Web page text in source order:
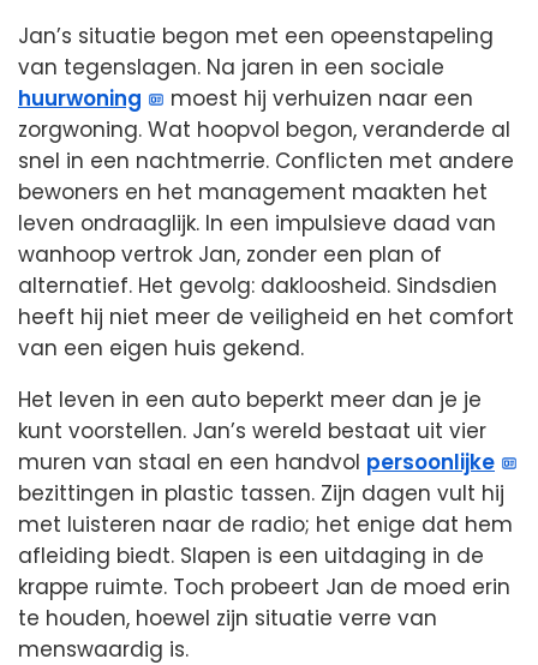
Jan’s situatie begon met een opeenstapeling
van tegenslagen. Na jaren in een sociale
huurwoning
moest hij verhuizen naar een
zorgwoning. Wat hoopvol begon, veranderde al
snel in een nachtmerrie. Conflicten met andere
bewoners en het management maakten het
leven ondraaglijk. In een impulsieve daad van
wanhoop vertrok Jan, zonder een plan of
alternatief. Het gevolg: dakloosheid. Sindsdien
heeft hij niet meer de veiligheid en het comfort
van een eigen huis gekend.
Het leven in een auto beperkt meer dan je je
kunt voorstellen. Jan’s wereld bestaat uit vier
muren van staal en een handvol persoonlijke
bezittingen in plastic tassen. Zijn dagen vult hij
met luisteren naar de radio; het enige dat hem
afleiding biedt. Slapen is een uitdaging in de
krappe ruimte. Toch probeert Jan de moed erin
te houden, hoewel zijn situatie verre van
menswaardig is.